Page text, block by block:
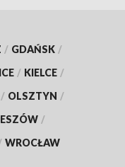
/ GDAŃSK /
/ KIELCE /
/ OLSZTYN /
/
WROCŁAW